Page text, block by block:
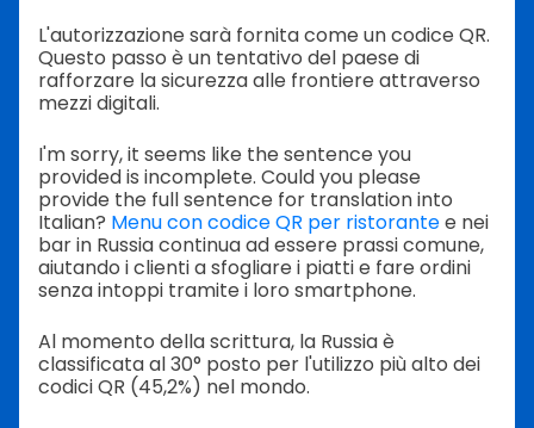
L'autorizzazione sarà fornita come un codice QR.
Questo passo è un tentativo del paese di
rafforzare la sicurezza alle frontiere attraverso
mezzi digitali.
I'm sorry, it seems like the sentence you
provided is incomplete. Could you please
provide the full sentence for translation into
Italian? Menu con codice QR per ristorantee nei
bar in Russia continua ad essere prassi comune,
aiutando i clienti a sfogliare i piatti e fare ordini
senza intoppi tramite i loro smartphone.
Al momento della scrittura, la Russia è
classificata al 30° posto per l'utilizzo più alto dei
codici QR (45,2%) nel mondo.